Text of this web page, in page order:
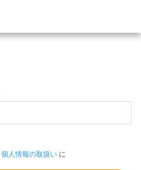
個人情報の取扱いに